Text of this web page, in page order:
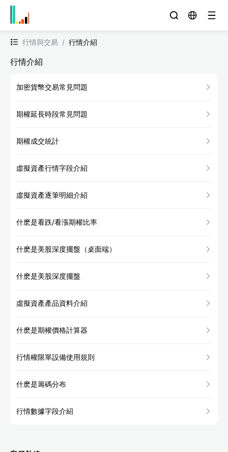
行情與交易 / 行情介紹
行情介紹
加密貨幣交易常見問題
期權延長時段常見問題
期權成交統計
虛擬資產行情字段介紹
虛擬資產逐筆明細介紹
什麽是看跌/看漲期權比率
什麽是美股深度擺盤（桌面端）
什麽是美股深度擺盤
虛擬資產產品資料介紹
什麽是期權價格計算器
行情權限單設備使用規則
什麽是籌碼分布
行情數據字段介紹